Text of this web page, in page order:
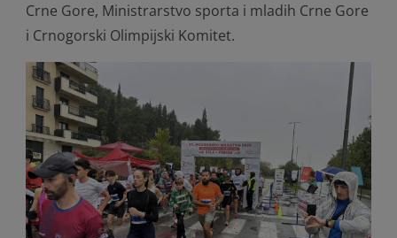
Crne Gore, Ministrarstvo sporta i mladih Crne Gore
i Crnogorski Olimpijski Komitet.